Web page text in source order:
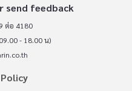
send feedback
ต่อ 4180
- 18.00 น)